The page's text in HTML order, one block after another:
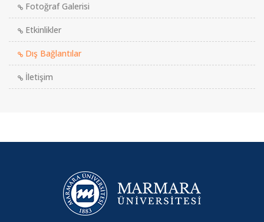
Fotoğraf Galerisi
Etkinlikler
Dış Bağlantılar
İletişim